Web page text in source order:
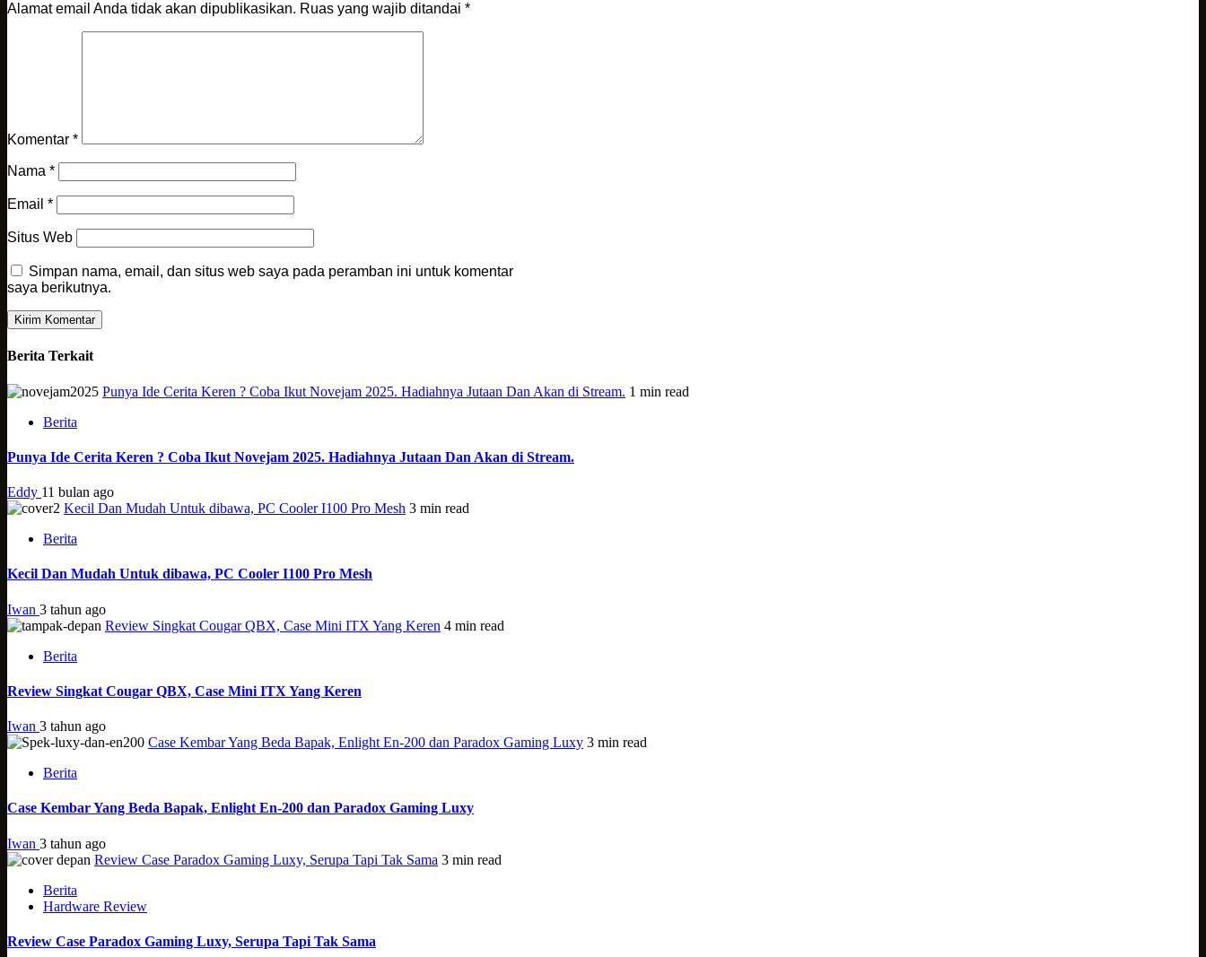
Alamat email Anda tidak akan dipublikasikan. Ruas yang wajib ditandai *
Komentar *
Nama *
Email *
Situs Web
Simpan nama, email, dan situs web saya pada peramban ini untuk komentar
saya berikutnya.
Berita Terkait
Punya Ide Cerita Keren ? Coba Ikut Novejam 2025. Hadiahnya Jutaan Dan Akan di Stream. 1 min read
Berita
Punya Ide Cerita Keren ? Coba Ikut Novejam 2025. Hadiahnya Jutaan Dan Akan di Stream.
Eddy 11 bulan ago
Kecil Dan Mudah Untuk dibawa, PC Cooler I100 Pro Mesh 3 min read
Berita
Kecil Dan Mudah Untuk dibawa, PC Cooler I100 Pro Mesh
Iwan 3 tahun ago
Review Singkat Cougar QBX, Case Mini ITX Yang Keren 4 min read
Berita
Review Singkat Cougar QBX, Case Mini ITX Yang Keren
Iwan 3 tahun ago
Case Kembar Yang Beda Bapak, Enlight En-200 dan Paradox Gaming Luxy 3 min read
Berita
Case Kembar Yang Beda Bapak, Enlight En-200 dan Paradox Gaming Luxy
Iwan 3 tahun ago
Review Case Paradox Gaming Luxy, Serupa Tapi Tak Sama 3 min read
Berita
Hardware Review
Review Case Paradox Gaming Luxy, Serupa Tapi Tak Sama